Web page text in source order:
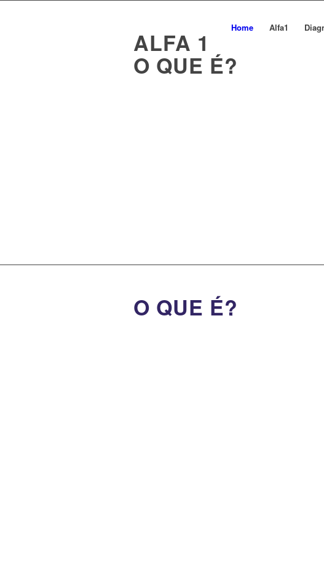
Home Alfa1
ALFA 1
O QUE É?
O QUE É?